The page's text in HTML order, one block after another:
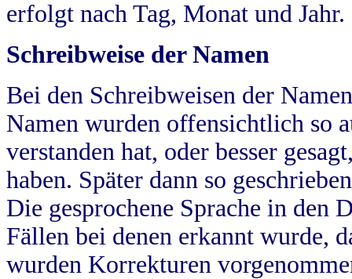
erfolgt nach Tag, Monat und Jahr.
Schreibweise der Namen
Bei den Schreibweisen der
Namen wurden offensichtlich so
verstanden hat, oder besser
haben. Später dann so
Die gesprochene Sprache in
Fällen bei denen erkannt wurde,
wurden Korrekturen